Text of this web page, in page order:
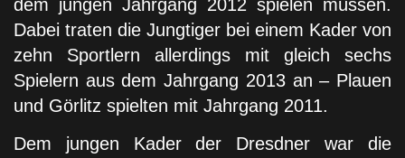
dem jungen Jahrgang 2012 spielen müssen.
Dabei traten die Jungtiger bei einem Kader von
zehn Sportlern allerdings mit gleich sechs
Spielern aus dem Jahrgang 2013 an – Plauen
und Görlitz spielten mit Jahrgang 2011.
Dem jungen Kader der Dresdner war die